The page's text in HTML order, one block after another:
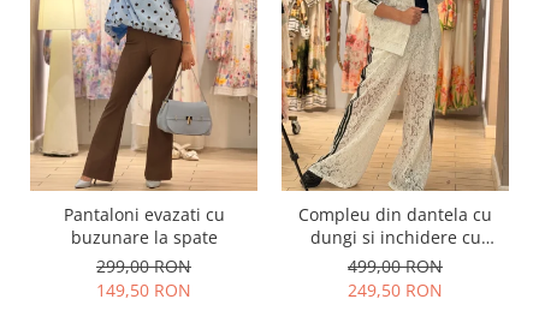
Pantaloni evazati cu
buzunare la spate
299,00 RON
149,50 RON
Compleu din dantela cu
dungi si inchidere cu
fermoar
499,00 RON
249,50 RON